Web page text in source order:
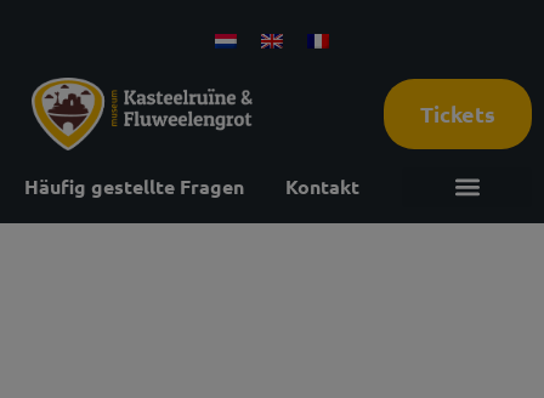
Tickets
Häufig gestellte Fragen Kontakt